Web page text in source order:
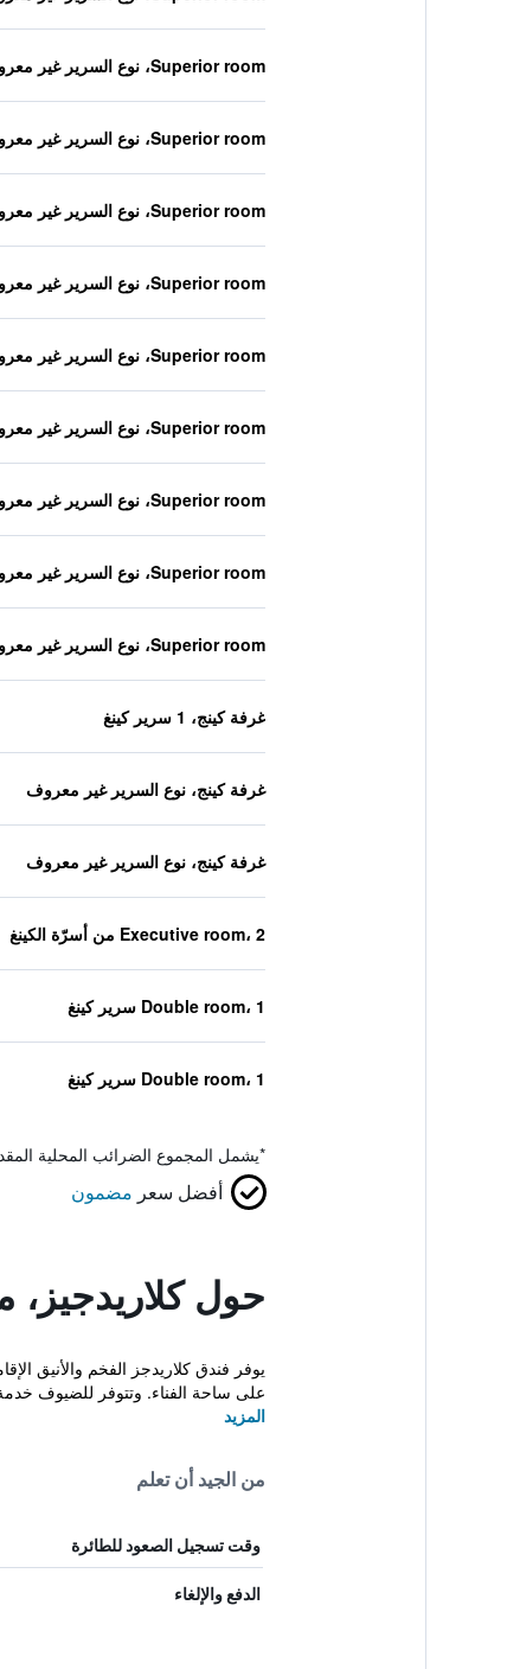
Superior room، نوع السرير غير معروف
Superior room، نوع السرير غير معروف
Superior room، نوع السرير غير معروف
Superior room، نوع السرير غير معروف
Superior room، نوع السرير غير معروف
Superior room، نوع السرير غير معروف
Superior room، نوع السرير غير معروف
Superior room، نوع السرير غير معروف
Superior room، نوع السرير غير معروف
غرفة كينج، 1 سرير كينغ
غرفة كينج، نوع السرير غير معروف
غرفة كينج، نوع السرير غير معروف
Executive room، 2 من أسرّة الكينغ
Double room، 1 سرير كينغ
Double room، 1 سرير كينغ
*يشمل المجموع الضرائب المحلية
أفضل سعر مضمون
حول كلاريدجيز،
على ساحة الفناء. وتتوفر للضيوف
المزيد
من الجيد أن تعلم
وقت تسجيل الصعود للطائرة
الدفع والإلغاء